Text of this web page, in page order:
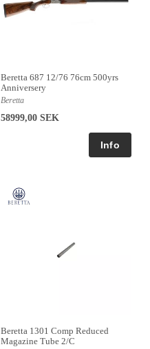
Beretta 687 12/76 76cm 500yrs
Anniversery
Beretta
58999,00 SEK
Beretta 1301 Comp Reduced
Magazine Tube 2/C